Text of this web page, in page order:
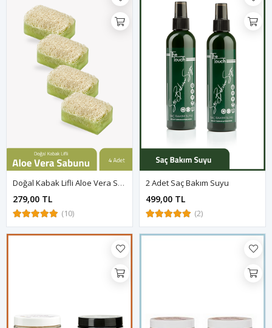
Doğal Kabak Lifli Aloe Vera Sabunu 100 Gr X 4 Adet
279,00 TL
(10)
2 Adet Saç Bakım Suyu
499,00 TL
(2)